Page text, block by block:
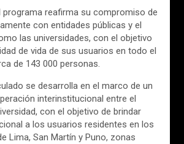
programa reafirma su compromiso de
con entidades públicas y el
las universidades, con el objetivo
de vida de sus usuarios en todo el
de 143 000 personas.
se desarrolla en el marco de un
interinstitucional entre el
con el objetivo de brindar
a los usuarios residentes en los
Lima, San Martín y Puno, zonas